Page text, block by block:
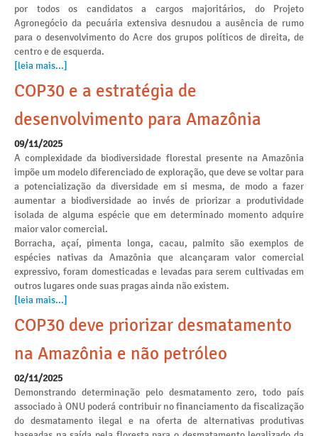
por todos os candidatos a cargos majoritários, do Projeto
Agronegócio da pecuária extensiva desnudou a ausência de rumo
para o desenvolvimento do Acre dos grupos políticos de direita, de
centro e de esquerda.
[leia mais...]
COP30 e a estratégia de
desenvolvimento para Amazônia
09/11/2025
A complexidade da biodiversidade florestal presente na Amazônia
impõe um modelo diferenciado de exploração, que deve se voltar para
a potencialização da diversidade em si mesma, de modo a fazer
aumentar a biodiversidade ao invés de priorizar a produtividade
isolada de alguma espécie que em determinado momento adquire
maior valor comercial.
Borracha, açaí, pimenta longa, cacau, palmito são exemplos de
espécies nativas da Amazônia que alcançaram valor comercial
expressivo, foram domesticadas e levadas para serem cultivadas em
outros lugares onde suas pragas ainda não existem.
[leia mais...]
COP30 deve priorizar desmatamento
na Amazônia e não petróleo
02/11/2025
Demonstrando determinação pelo desmatamento zero, todo país
associado à ONU poderá contribuir no financiamento da fiscalização
do desmatamento ilegal e na oferta de alternativas produtivas